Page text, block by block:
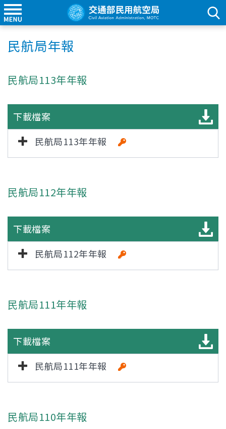
民航局年報
民航局113年年報
下載檔案
民航局113年年報
民航局112年年報
下載檔案
民航局112年年報
民航局111年年報
下載檔案
民航局111年年報
民航局110年年報